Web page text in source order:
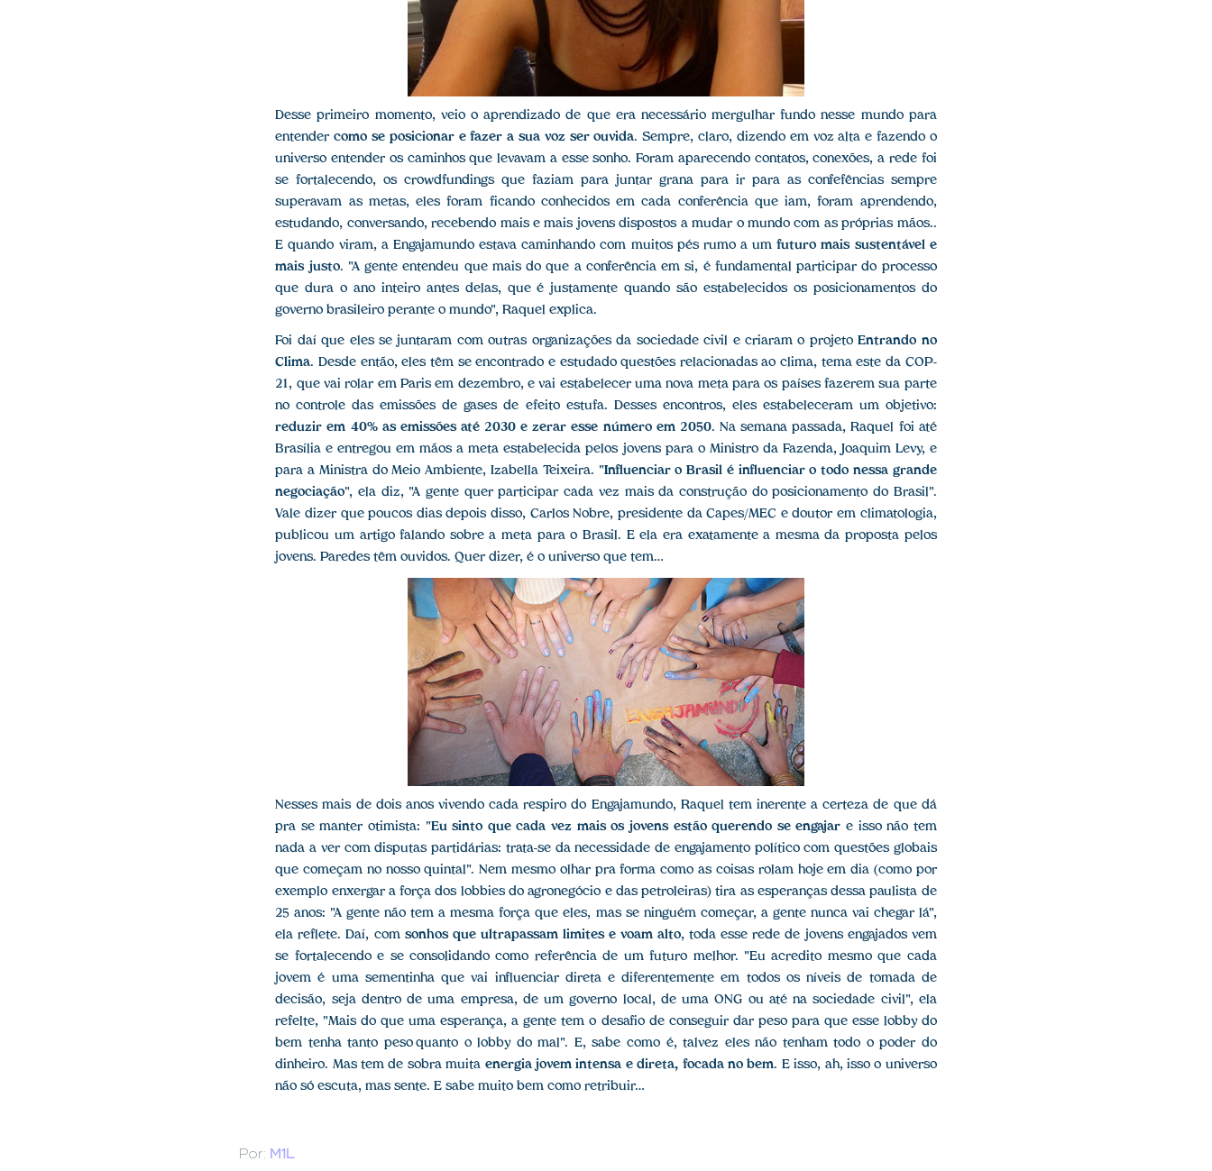
Desse primeiro momento, veio o aprendizado de que era necessário mergulhar fundo nesse mundo para
entendercomo se posicionar e fazer a sua voz ser ouvida. Sempre, claro, dizendo em voz alta e fazendo o
universo entender os caminhos que levavam a esse sonho. Foram aparecendo contatos, conexões, a rede foi
se fortalecendo, os crowdfundings que faziam para juntar grana para ir para as confefências sempre
superavam as metas, eles foram ficando conhecidos em cada conferência que iam, foram aprendendo,
estudando, conversando, recebendo mais e mais jovens dispostos a mudar o mundo com as próprias mãos..
E quando viram, a Engajamundo estava caminhando com muitos pés rumo a umfuturo mais sustentável e
mais justo. "A gente entendeu que mais do que a conferência em si, é fundamental participar do processo
que dura o ano inteiro antes delas, que é justamente quando são estabelecidos os posicionamentos do
governo brasileiro perante o mundo", Raquel explica.
Foi daí que eles se juntaram com outras organizações da sociedade civil e criaram o projetoEntrando no
Clima. Desde então, eles têm se encontrado e estudado questões relacionadas ao clima, tema este da COP-
21, que vai rolar em Paris em dezembro, e vai estabelecer uma nova meta para os países fazerem sua parte
no controle das emissões de gases de efeito estufa. Desses encontros, eles estabeleceram um objetivo:
reduzir em 40% as emissões até 2030 e zerar esse número em 2050. Na semana passada, Raquel foi até
Brasília e entregou em mãos a meta estabelecida pelos jovens para o Ministro da Fazenda, Joaquim Levy, e
para a Ministra do Meio Ambiente, Izabella Teixeira. "Influenciar o Brasil é influenciar o todo nessa grande
negociação", ela diz, "A gente quer participar cada vez mais da construção do posicionamento do Brasil".
Vale dizer que poucos dias depois disso, Carlos Nobre, presidente da Capes/MEC e doutor em climatologia,
publicou um artigo falando sobre a meta para o Brasil. E ela era exatamente a mesma da proposta pelos
jovens. Paredes têm ouvidos. Quer dizer, é o universo que tem…
Nesses mais de dois anos vivendo cada respiro do Engajamundo, Raquel tem inerente a certeza de que dá
pra se manter otimista: "Eu sinto que cada vez mais os jovens estão querendo se engajar e isso não tem
nada a ver com disputas partidárias: trata-se da necessidade de engajamento político com questões globais
que começam no nosso quintal". Nem mesmo olhar pra forma como as coisas rolam hoje em dia (como por
exemplo enxergar a força dos lobbies do agronegócio e das petroleiras) tira as esperanças dessa paulista de
25 anos: "A gente não tem a mesma força que eles, mas se ninguém começar, a gente nunca vai chegar lá",
ela reflete. Daí, com sonhos que ultrapassam limites e voam alto, toda esse rede de jovens engajados vem
se fortalecendo e se consolidando como referência de um futuro melhor. "Eu acredito mesmo que cada
jovem é uma sementinha que vai influenciar direta e diferentemente em todos os níveis de tomada de
decisão, seja dentro de uma empresa, de um governo local, de uma ONG ou até na sociedade civil", ela
refelte, "Mais do que uma esperança, a gente tem o desafio de conseguir dar peso para que esse lobby do
bem tenha tanto peso quanto o lobby do mal". E, sabe como é, talvez eles não tenham todo o poder do
dinheiro. Mas tem de sobra muita energia jovem intensa e direta, focada no bem. E isso, ah, isso o universo
não só escuta, mas sente. E sabe muito bem como retribuir…
M1L
Por: